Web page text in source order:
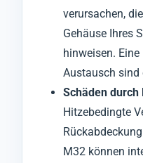
verursachen,
Gehäuse Ihres
hinweisen.
Austausch sind
Schäden durch
Hitzebedingte
M32 können